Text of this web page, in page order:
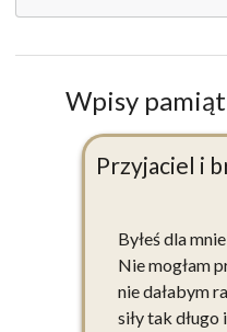
Wpisy
Przyjaciel i
Byłeś dla
Nie mogłam
nie dałabym
siły tak długo